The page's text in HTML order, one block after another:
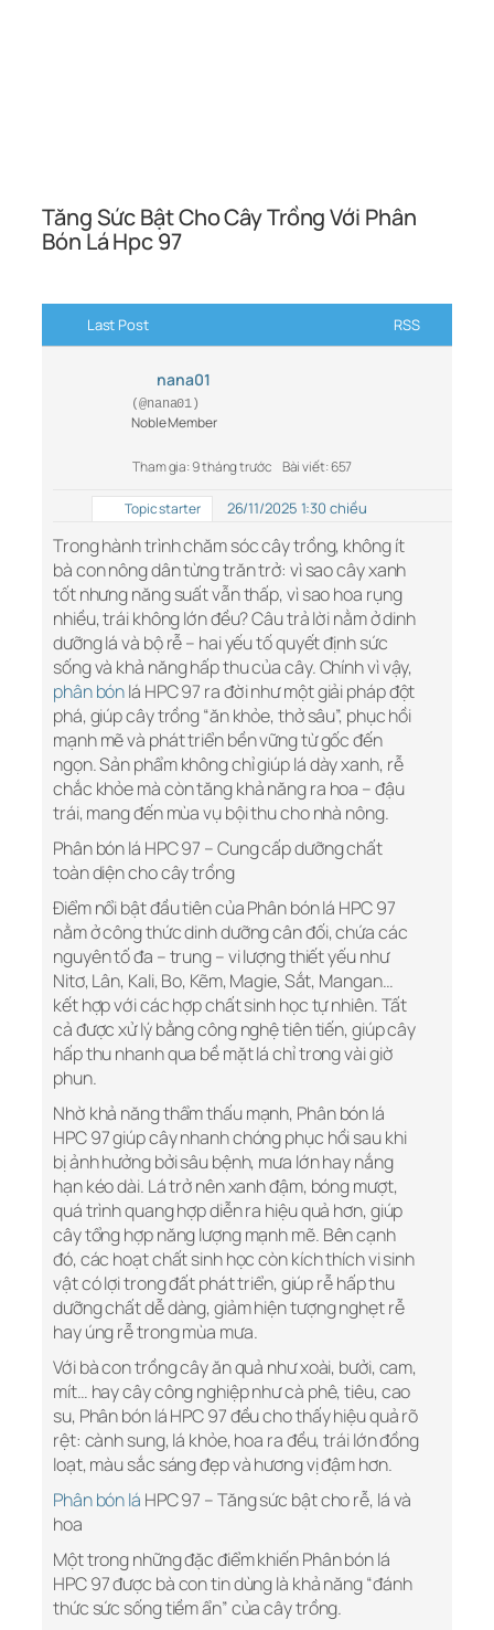
Tăng Sức Bật Cho Cây Trồng Với Phân
Bón Lá Hpc 97
Last Post RSS
nana01
(@nana01)
Noble Member
Tham gia: 9 tháng trước Bài viết: 657
Topic starter 26/11/2025 1:30 chiều
Trong hành trình chăm sóc cây trồng, không ít
bà con nông dân từng trăn trở: vì sao cây xanh
tốt nhưng năng suất vẫn thấp, vì sao hoa rụng
nhiều, trái không lớn đều? Câu trả lời nằm ở dinh
dưỡng lá và bộ rễ – hai yếu tố quyết định sức
sống và khả năng hấp thu của cây. Chính vì vậy,
phân bónlá HPC 97 ra đời như một giải pháp đột
phá, giúp cây trồng “ăn khỏe, thở sâu”, phục hồi
mạnh mẽ và phát triển bền vững từ gốc đến
ngọn. Sản phẩm không chỉ giúp lá dày xanh, rễ
chắc khỏe mà còn tăng khả năng ra hoa – đậu
trái, mang đến mùa vụ bội thu cho nhà nông.
Phân bón lá HPC 97 – Cung cấp dưỡng chất
toàn diện cho cây trồng
Điểm nổi bật đầu tiên của Phân bón lá HPC 97
nằm ở công thức dinh dưỡng cân đối, chứa các
nguyên tố đa – trung – vi lượng thiết yếu như
Nitơ, Lân, Kali, Bo, Kẽm, Magie, Sắt, Mangan…
kết hợp với các hợp chất sinh học tự nhiên. Tất
cả được xử lý bằng công nghệ tiên tiến, giúp cây
hấp thu nhanh qua bề mặt lá chỉ trong vài giờ
phun.
Nhờ khả năng thẩm thấu mạnh, Phân bón lá
HPC 97 giúp cây nhanh chóng phục hồi sau khi
bị ảnh hưởng bởi sâu bệnh, mưa lớn hay nắng
hạn kéo dài. Lá trở nên xanh đậm, bóng mượt,
quá trình quang hợp diễn ra hiệu quả hơn, giúp
cây tổng hợp năng lượng mạnh mẽ. Bên cạnh
đó, các hoạt chất sinh học còn kích thích vi sinh
vật có lợi trong đất phát triển, giúp rễ hấp thu
dưỡng chất dễ dàng, giảm hiện tượng nghẹt rễ
hay úng rễ trong mùa mưa.
Với bà con trồng cây ăn quả như xoài, bưởi, cam,
mít… hay cây công nghiệp như cà phê, tiêu, cao
su, Phân bón lá HPC 97 đều cho thấy hiệu quả rõ
rệt: cành sung, lá khỏe, hoa ra đều, trái lớn đồng
loạt, màu sắc sáng đẹp và hương vị đậm hơn.
Phân bón lá HPC 97 – Tăng sức bật cho rễ, lá và
hoa
Một trong những đặc điểm khiến Phân bón lá
HPC 97 được bà con tin dùng là khả năng “đánh
thức sức sống tiềm ẩn” của cây trồng.